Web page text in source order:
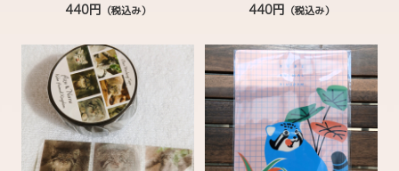
440円 （税込み）
440円 （税込み）